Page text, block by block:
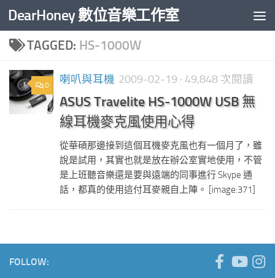
Skip to content
DearHoney 數位音樂工作室
TAGGED: HS-1000W
0 喇叭與耳機 2009-02-19 · 49,848 次閱讀
ASUS Travelite HS-1000W USB 無
線耳機麥克風使用心得
從華碩那邊接到這個耳機麥克風也有一個月了，雖
說是試用，其實也就是放在辦公室實地使用，不管
是上班聽音樂還是要與遠端的同事進行 Skype 通
話，都真的使用這付耳麥親自上陣。 [image:371]
FOLLOW: